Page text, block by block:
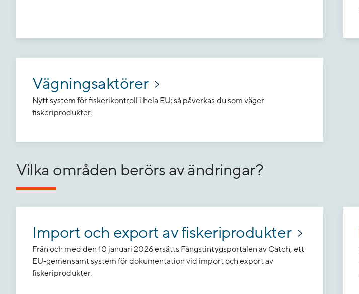
Vägningsaktörer
Nytt system för fiskerikontroll i hela EU: så påverkas du som väger
fiskeriprodukter.
Vilka områden berörs av ändringar?
Import och export av fiskeriprodukter
Från och med den 10 januari 2026 ersätts Fångstintygsportalen av Catch, ett
EU-gemensamt system för dokumentation vid import och export av
fiskeriprodukter.